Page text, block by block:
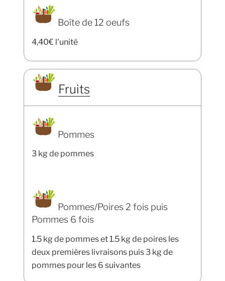
Boîte de 12 oeufs
4,40€ l'unité
Fruits
Pommes
3 kg de pommes
Pommes/Poires 2 fois puis
Pommes 6 fois
1.5 kg de pommes et 1.5 kg de poires les
deux premières livraisons puis 3 kg de
pommes pour les 6 suivantes